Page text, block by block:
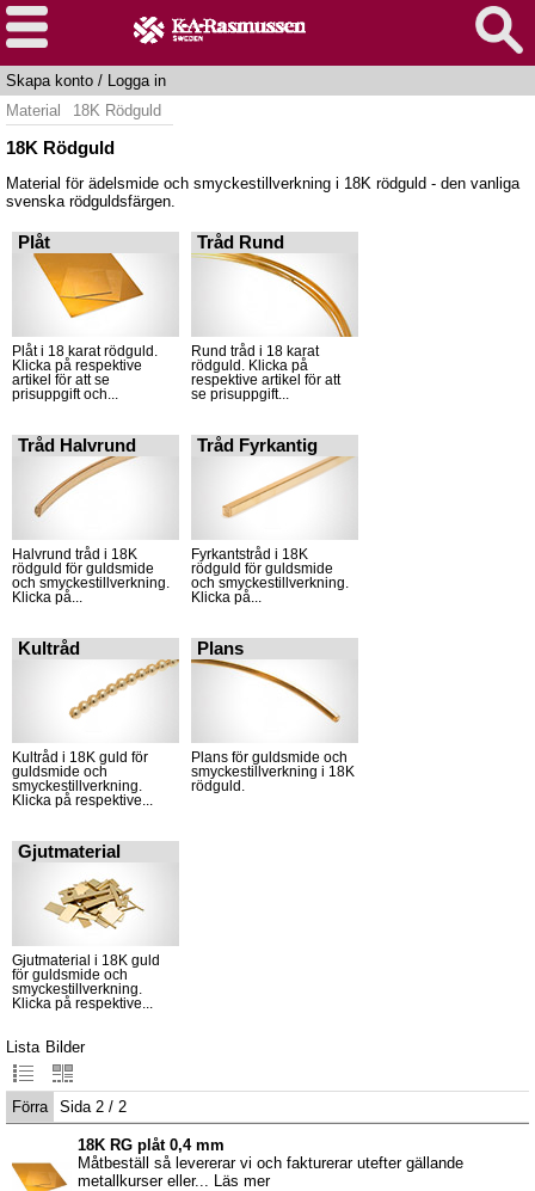
Skapa konto / Logga in
Material
18K Rödguld
18K Rödguld
Material för ädelsmide och smyckestillverkning i 18K rödguld - den vanliga
svenska rödguldsfärgen.
Plåt
Plåt i 18 karat rödguld.
Klicka på respektive
artikel för att se
prisuppgift och...
Tråd Rund
Rund tråd i 18 karat
rödguld. Klicka på
respektive artikel för att
se prisuppgift...
Tråd Halvrund
Halvrund tråd i 18K
rödguld för guldsmide
och smyckestillverkning.
Klicka på...
Tråd Fyrkantig
Fyrkantstråd i 18K
rödguld för guldsmide
och smyckestillverkning.
Klicka på...
Kultråd
Kultråd i 18K guld för
guldsmide och
smyckestillverkning.
Klicka på respektive...
Plans
Plans för guldsmide och
smyckestillverkning i 18K
rödguld.
Gjutmaterial
Gjutmaterial i 18K guld
för guldsmide och
smyckestillverkning.
Klicka på respektive...
Lista Bilder
Förra Sida 2 / 2
18K RG plåt 0,4 mm
Måtbeställ så levererar vi och fakturerar utefter gällande
metallkurser eller... Läs mer